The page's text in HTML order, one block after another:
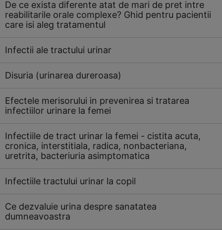
De ce exista diferente atat de mari de pret intre
reabilitarile orale complexe? Ghid pentru pacientii
care isi aleg tratamentul
Infectii ale tractului urinar
Disuria (urinarea dureroasa)
Efectele merisorului in prevenirea si tratarea
infectiilor urinare la femei
Infectiile de tract urinar la femei - cistita acuta,
cronica, interstitiala, radica, nonbacteriana,
uretrita, bacteriuria asimptomatica
Infectiile tractului urinar la copil
Ce dezvaluie urina despre sanatatea
dumneavoastra